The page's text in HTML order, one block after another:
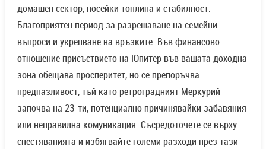
домашен сектор, носейки топлина и стабилност.
Благоприятен период за разрешаване на семейни
въпроси и укрепване на връзките. Във финансово
отношение присъствието на Юпитер във вашата доходна
зона обещава просперитет, но се препоръчва
предпазливост, тъй като ретроградният Меркурий
започва на 23-ти, потенциално причинявайки забавяния
или неправилна комуникация. Съсредоточете се върху
спестяванията и избягвайте големи разходи през тази